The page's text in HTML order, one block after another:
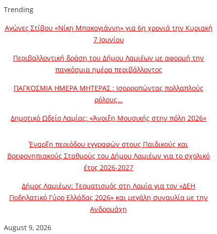
Trending
Αγώνες Στίβου «Νίκη Μπακογιάννη» για 6η χρονιά την Κυριακή
7 Ιουνίου
Περιβαλλοντική δράση του Δήμου Λαμιέων με αφορμή την
παγκόσμια ημέρα περιβάλλοντος
ΠΑΓΚΟΣΜΙΑ ΗΜΕΡΑ ΜΗΤΕΡΑΣ : Ισορροπώντας πολλαπλούς
ρόλους…
Δημοτικό Ωδείο Λαμίας: «Άνοιξη Μουσικής στην πόλη 2026»
Έναρξη περιόδου εγγραφών στους Παιδικούς και
Βρεφονηπιακούς Σταθμούς του Δήμου Λαμιέων για το σχολικό
έτος 2026-2027
Δήμος Λαμιέων: Τερματισμός στη Λαμία για τον «ΔΕΗ
Ποδηλατικό Γύρο Ελλάδας 2026» και μεγάλη συναυλία με την
Ανδρομάχη
August 9, 2026